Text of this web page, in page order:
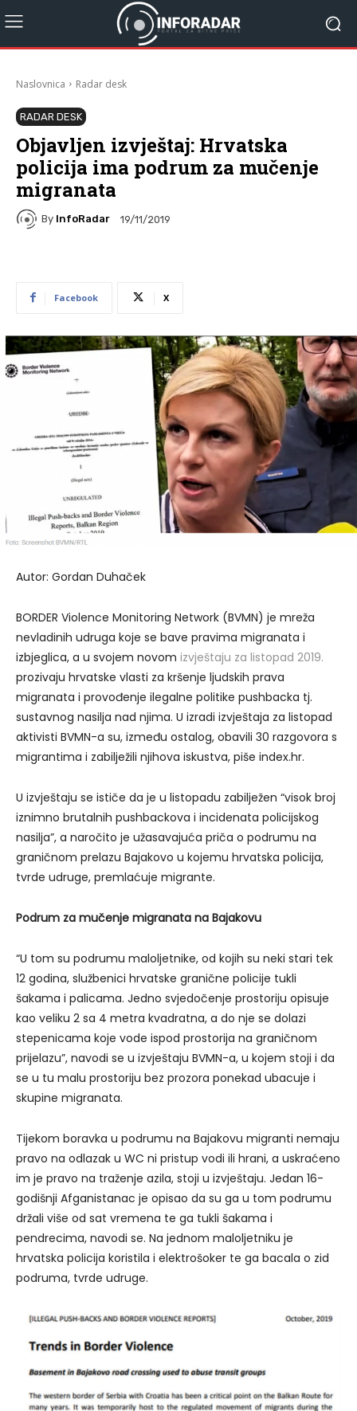
Naslovnica Radar desk
RADAR DESK
Objavljen izvještaj: Hrvatska
policija ima podrum za mučenje
migranata
By InfoRadar 19/11/2019
Facebook X
Autor: Gordan Duhaček
BORDER Violence Monitoring Network (BVMN) je mreža
nevladinih udruga koje se bave pravima migranata i
izbjeglica, a u svojem novom izvještaju za listopad 2019.
prozivaju hrvatske vlasti za kršenje ljudskih prava
migranata i provođenje ilegalne politike pushbacka tj.
sustavnog nasilja nad njima. U izradi izvještaja za listopad
aktivisti BVMN-a su, između ostalog, obavili 30 razgovora s
migrantima i zabilježili njihova iskustva, piše index.hr.
U izvještaju se ističe da je u listopadu zabilježen “visok broj
iznimno brutalnih pushbackova i incidenata policijskog
nasilja”, a naročito je užasavajuća priča o podrumu na
graničnom prelazu Bajakovo u kojemu hrvatska policija,
tvrde udruge, premlaćuje migrante.
Podrum za mučenje migranata na Bajakovu
“U tom su podrumu maloljetnike, od kojih su neki stari tek
12 godina, službenici hrvatske granične policije tukli
šakama i palicama. Jedno svjedočenje prostoriju opisuje
kao veliku 2 sa 4 metra kvadratna, a do nje se dolazi
stepenicama koje vode ispod prostorija na graničnom
prijelazu”, navodi se u izvještaju BVMN-a, u kojem stoji i da
se u tu malu prostoriju bez prozora ponekad ubacuje i
skupine migranata.
Tijekom boravka u podrumu na Bajakovu migranti nemaju
pravo na odlazak u WC ni pristup vodi ili hrani, a uskraćeno
im je pravo na traženje azila, stoji u izvještaju. Jedan 16-
godišnji Afganistanac je opisao da su ga u tom podrumu
držali više od sat vremena te ga tukli šakama i
pendrecima, navodi se. Na jednom maloljetniku je
hrvatska policija koristila i elektrošoker te ga bacala o zid
podruma, tvrde udruge.